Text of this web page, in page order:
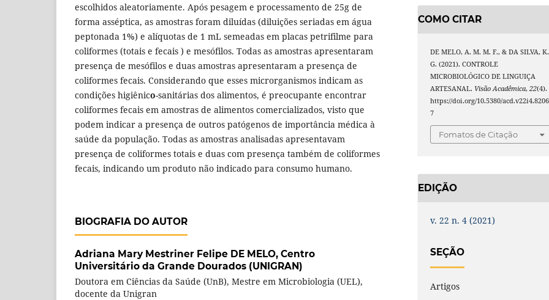
escolhidos aleatoriamente. Após pesagem e processamento de 25g de
forma asséptica, as amostras foram diluídas (diluições seriadas em água
peptonada 1%) e alíquotas de 1 mL semeadas em placas petrifilme para
coliformes (totais e fecais ) e mesófilos. Todas as amostras apresentaram
presença de mesófilos e duas amostras apresentaram a presença de
coliformes fecais. Considerando que esses microrganismos indicam as
condições higiênico-sanitárias dos alimentos, é preocupante encontrar
coliformes fecais em amostras de alimentos comercializados, visto que
podem indicar a presença de outros patógenos de importância médica à
saúde da população. Todas as amostras analisadas apresentavam
presença de coliformes totais e duas com presença também de coliformes
fecais, indicando um produto não indicado para consumo humano.
BIOGRAFIA DO AUTOR
Adriana Mary Mestriner Felipe DE MELO, Centro
Universitário da Grande Dourados (UNIGRAN)
Doutora em Ciências da Saúde (UnB), Mestre em Microbiologia (UEL),
docente da Unigran
COMO CITAR
DE MELO, A. M. M. F., & DA SILVA, K.
G. (2021). CONTROLE
MICROBIOLÓGICO DE LINGUIÇA
ARTESANAL. Visão Acadêmica,22(4).
https://doi.org/10.5380/acd.v22i4.8206
7
Fomatos de Citação
EDIÇÃO
v. 22 n. 4 (2021)
SEÇÃO
Artigos